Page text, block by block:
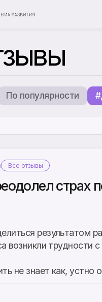
По популярности
Все отзывы
страх
результатом
возникли
не знает как, устно